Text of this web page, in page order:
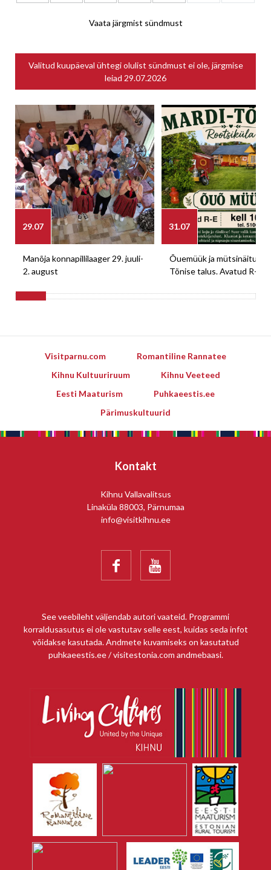
Vaata järgmist sündmust
Valitud kuupäeval ühtegi olulist sündmust ei ole, järgmise
leiad 29.07.2026
29.07
Manõja konnapillilaager 29. juuli-
2. august
31.07
Õuemüük ja mütsinäitus
Tõnise talus. Avatud R-E
Visitparnu.com
Romantiline Rannatee
Kihnu Kultuuriruum
Kihnu Veeteed
Eesti Maaturism
Puhkaeestis.ee
Pärimuskultuurid
Kontakt
Kihnu Vallavalitsus
Linaküla 88003, Pärnumaa
info@visitkihnu.ee
 
See veebileht väljendab autori vaateid. Programmi
korraldusasutus ei ole vastutav selle eest, kuidas seda infot
võidakse kasutada. Andmete kuvamiseks on kasutatud
puhkaeestis.ee / visitestonia.com andmebaasi.